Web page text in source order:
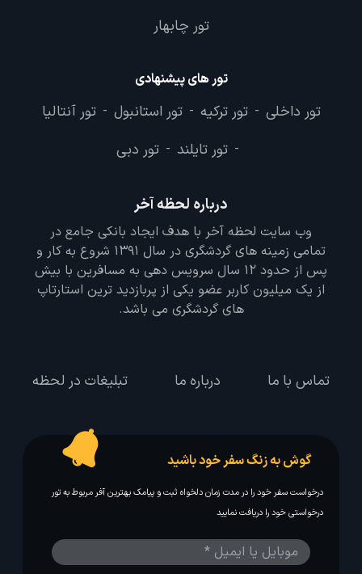
تور چابهار
تور های پیشنهادی
تور داخلی - تور ترکیه - تور استانبول - تور آنتالیا
- تور تایلند - تور دبی
درباره لحظه آخر
وب سایت لحظه آخر با هدف ایجاد بانکی جامع در
تمامی زمینه های گردشگری در سال 1391 شروع به کار و
پس از حدود 12 سال سرویس دهی به مسافرین با بیش
از یک میلیون کاربر عضو یکی از پربازدید ترین استارتاپ
های گردشگری می باشد.
تماس با ما درباره ما تبلیغات در لحظه
گوش به زنگ سفر خود باشید
درخواست سفر خود را در مدت زمان دلخواه ثبت و پیامک بهترین آفر مربوط به تور
درخواستی خود را دریافت نمایید